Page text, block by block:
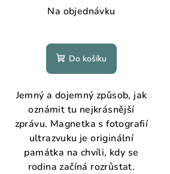
Na objednávku
Do košíku
Jemný a dojemný způsob, jak
oznámit tu nejkrásnější
zprávu. Magnetka s fotografií
ultrazvuku je originální
památka na chvíli, kdy se
rodina začíná rozrůstat.